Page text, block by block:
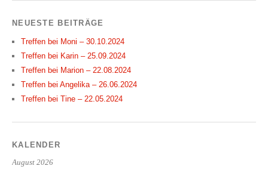
NEUESTE BEITRÄGE
Treffen bei Moni – 30.10.2024
Treffen bei Karin – 25.09.2024
Treffen bei Marion – 22.08.2024
Treffen bei Angelika – 26.06.2024
Treffen bei Tine – 22.05.2024
KALENDER
August 2026